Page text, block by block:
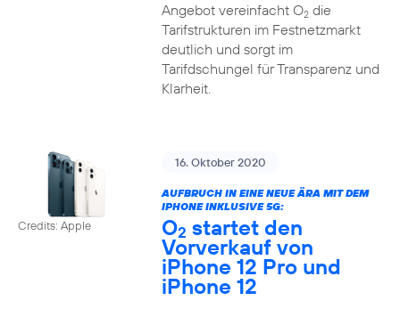
Angebot vereinfacht O2die
Tarifstrukturen im Festnetzmarkt
deutlich und sorgt im
Tarifdschungel für Transparenz und
Klarheit.
Credits: Apple
16. Oktober 2020
AUFBRUCH IN EINE NEUE ÄRA MIT DEM
IPHONE INKLUSIVE 5G:
O2 startet den
Vorverkauf von
iPhone 12 Pro und
iPhone 12